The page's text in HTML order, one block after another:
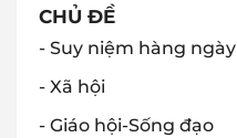
CHỦ ĐỀ
- Suy niệm hàng ngày
- Xã hội
- Giáo hội-Sống đạo